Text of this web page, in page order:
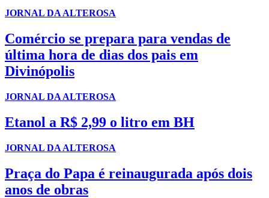
JORNAL DA ALTEROSA
Comércio se prepara para vendas de
última hora de dias dos pais em
Divinópolis
JORNAL DA ALTEROSA
Etanol a R$ 2,99 o litro em BH
JORNAL DA ALTEROSA
Praça do Papa é reinaugurada após dois
anos de obras